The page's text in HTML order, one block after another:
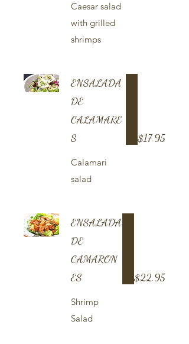
Caesar salad
with grilled
shrimps
ENSALADA
DE
CALAMARE
S
Calamari
salad
$17.95
ENSALADA
DE
CAMARON
ES
Shrimp
Salad
$22.95